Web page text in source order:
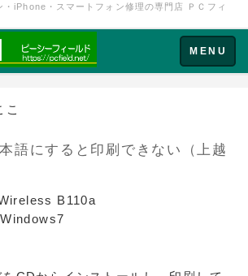
iPhone・スマートフォン修理の専門店 ＰＣフィ
Toggle
navigation
MENU
こ
語にすると印刷できない（上越
B110a